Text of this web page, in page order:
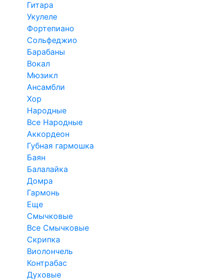
Гитара
Укулеле
Фортепиано
Сольфеджио
Барабаны
Вокал
Мюзикл
Ансамбли
Хор
Народные
Все Народные
Аккордеон
Губная гармошка
Баян
Балалайка
Домра
Гармонь
Еще
Смычковые
Все Смычковые
Скрипка
Виолончель
Контрабас
Духовые